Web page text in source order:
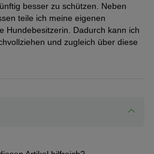
besser zu schützen. Neben
teile ich meine eigenen
Hundebesitzerin. Dadurch kann ich
und zugleich über diese